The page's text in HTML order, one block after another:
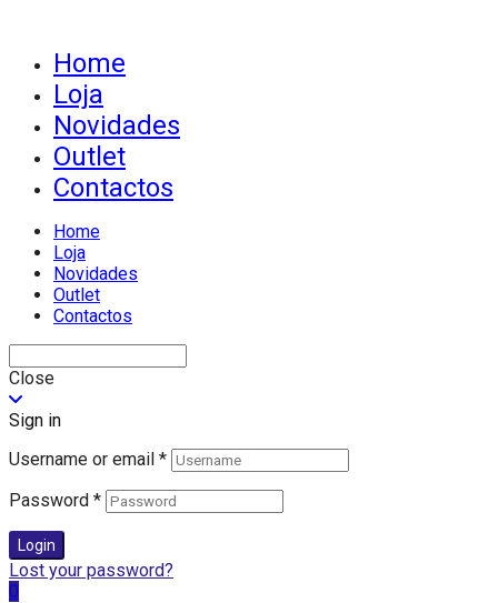
Home
Loja
Novidades
Outlet
Contactos
Home
Loja
Novidades
Outlet
Contactos
Close
Sign in
Username or email *
Password *
Login
Lost your password?
0